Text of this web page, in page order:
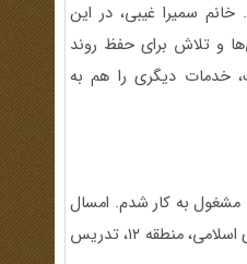
سمیرا غیبی، در این
و تلاش برای حفظ روند
خدمات دیگری را هم به
کرده‌ام و از ۱۳۹۴ در دوره ابتدایی مشغول به کار شدم. امسال
(زمان مصاحبه؛ اردیبهشت 1405) در پایه‌های پنجم و ششم دبستان دخترانه علوی ‌اسلامی، منطقه ۱۲، تدریس